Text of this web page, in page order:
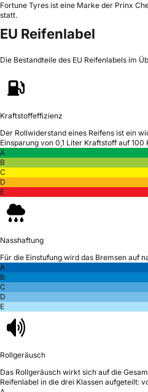
Fortune Tyres ist eine Marke der Prinx
statt.
EU Reifenlabel
Die Bestandteile des EU Reifenlabels im
Kraftstoffeffizienz
Der Rollwiderstand eines Reifens ist ein
Einsparung von 0,1 Liter Kraftstoff auf 100
A
B
C
D
E
Nasshaftung
Für die Einstufung wird das Bremsen auf
A
B
C
D
E
Rollgeräusch
Das Rollgeräusch wirkt sich auf die
Reifenlabel in die drei Klassen aufgeteilt: